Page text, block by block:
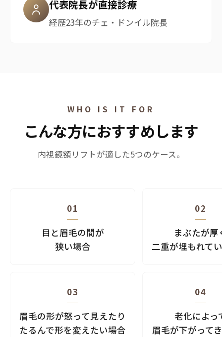
代表院長が直接診療
経歴23年のチェ・ドンイル院長
WHO IS IT FOR
こんな方におすすめします
内視鏡額リフトが適した5つのケース。
01
目と眉毛の間が
狭い場合
02
まぶたが厚
二重が埋もれて
03
眉毛の形が怒って見えたり
たるんで形を変えたい場合
04
老化によっ
眉毛が下がって